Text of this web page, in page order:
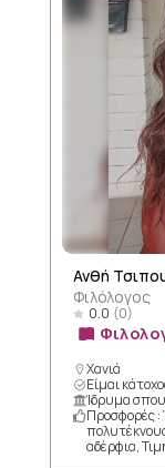
Ανθή
Φιλόλογος
0.0 (0)
Χανιά
Είμαι
Ίδρυμα
Προσφορές
αδέρφια,